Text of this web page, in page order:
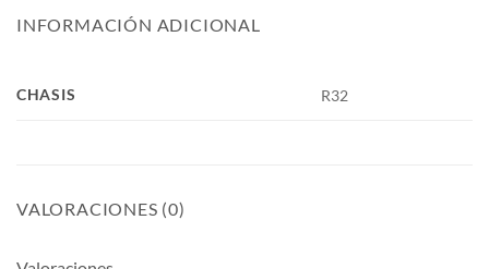
INFORMACIÓN ADICIONAL
CHASIS R32
VALORACIONES (0)